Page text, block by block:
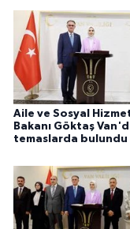
Aile ve Sosyal
Bakanı Göktaş
temaslarda bulundu